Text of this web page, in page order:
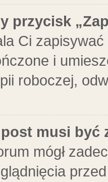
przycisk
Ci
i
roboczej,
musi być
mógł